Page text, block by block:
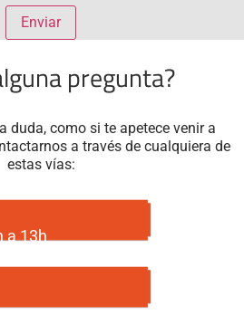
pregunta?
duda, como si te apetece venir a
a través de cualquiera de
estas vías:
a 13h